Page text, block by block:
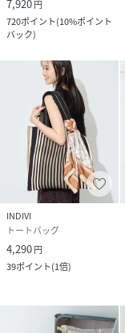
7,920円
720ポイント(10%ポイント
バック)
INDIVI
トートバッグ
4,290円
39ポイント(1倍)